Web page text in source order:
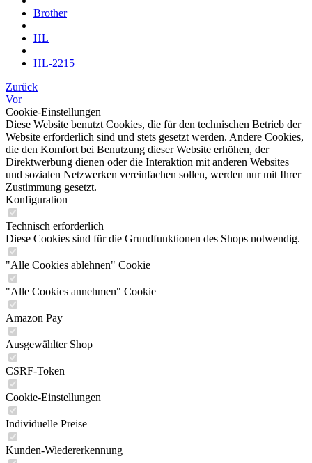
Brother
HL
HL-2215
Zurück
Vor
Cookie-Einstellungen
Diese Website benutzt Cookies, die für den technischen Betrieb der
Website erforderlich sind und stets gesetzt werden. Andere Cookies,
die den Komfort bei Benutzung dieser Website erhöhen, der
Direktwerbung dienen oder die Interaktion mit anderen Websites
und sozialen Netzwerken vereinfachen sollen, werden nur mit Ihrer
Zustimmung gesetzt.
Konfiguration
Technisch erforderlich
Diese Cookies sind für die Grundfunktionen des Shops notwendig.
"Alle Cookies ablehnen" Cookie
"Alle Cookies annehmen" Cookie
Amazon Pay
Ausgewählter Shop
CSRF-Token
Cookie-Einstellungen
Individuelle Preise
Kunden-Wiedererkennung